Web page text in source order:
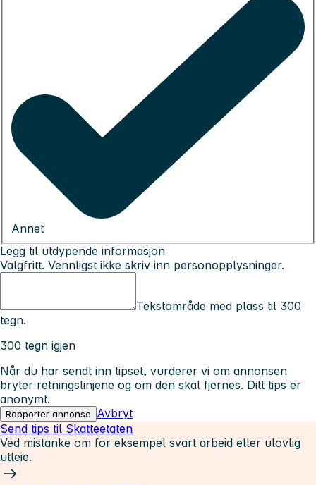
Annet
Legg til utdypende informasjon
Valgfritt. Vennligst ikke skriv inn personopplysninger.
Tekstområde med plass til 300
tegn.
300 tegn igjen
Når du har sendt inn tipset, vurderer vi om annonsen
bryter retningslinjene og om den skal fjernes. Ditt tips er
anonymt.
Rapporter annonse
Avbryt
Send tips til Skatteetaten
Ved mistanke om for eksempel svart arbeid eller ulovlig
utleie.